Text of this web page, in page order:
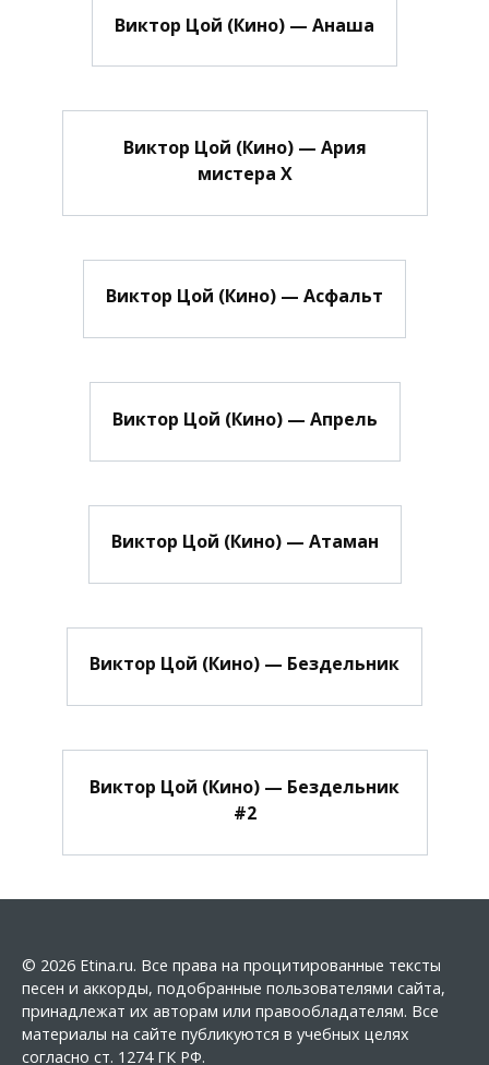
Виктор Цой (Кино) — Анаша
Виктор Цой (Кино) — Ария
мистера Х
Виктор Цой (Кино) — Асфальт
Виктор Цой (Кино) — Апрель
Виктор Цой (Кино) — Атаман
Виктор Цой (Кино) — Бездельник
Виктор Цой (Кино) — Бездельник
#2
© 2026 Etina.ru. Все права на процитированные тексты
песен и аккорды, подобранные пользователями сайта,
принадлежат их авторам или правообладателям. Все
материалы на сайте публикуются в учебных целях
согласно ст. 1274 ГК РФ.